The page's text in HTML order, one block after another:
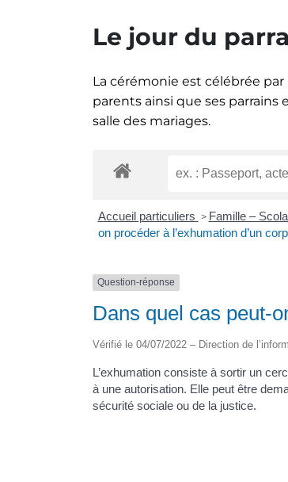
Le jour du
La cérémonie est célébrée
parents ainsi que ses
salle des mariages.
Accueil particuliers > Famille –
on procéder à l’exhumation d’un
Question-réponse
Dans quel cas peut-
Vérifié le 04/07/2022 – Direction de
L’exhumation consiste à sortir un
à une autorisation. Elle peut être
sécurité sociale ou de la justice.